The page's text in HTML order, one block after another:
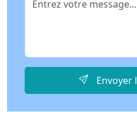
Envoyer